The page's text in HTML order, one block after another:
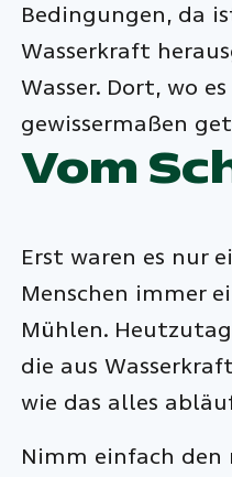
Bedingungen, da
Wasserkraft
Wasser. Dort, wo
gewissermaßen
Vom
Erst waren es nur
Menschen immer
Mühlen.
die aus
wie das alles
Nimm einfach den